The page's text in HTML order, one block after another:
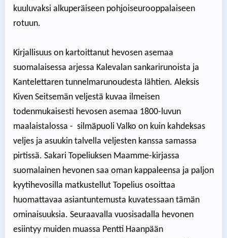
kuuluvaksi alkuperäiseen pohjoiseurooppalaiseen
rotuun.
Kirjallisuus on kartoittanut hevosen asemaa
suomalaisessa arjessa Kalevalan sankarirunoista ja
Kantelettaren tunnelmarunoudesta lähtien. Aleksis
Kiven Seitsemän veljestä kuvaa ilmeisen
todenmukaisesti hevosen asemaa 1800-luvun
maalaistalossa - silmäpuoli Valko on kuin kahdeksas
veljes ja asuukin talvella veljesten kanssa samassa
pirtissä. Sakari Topeliuksen Maamme-kirjassa
suomalainen hevonen saa oman kappaleensa ja paljon
kyytihevosilla matkustellut Topelius osoittaa
huomattavaa asiantuntemusta kuvatessaan tämän
ominaisuuksia. Seuraavalla vuosisadalla hevonen
esiintyy muiden muassa Pentti Haanpään